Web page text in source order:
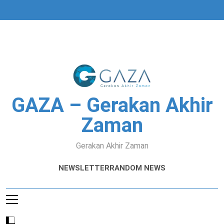
GAZA – Gerakan Akhir
Zaman
Gerakan Akhir Zaman
NEWSLETTERRANDOM NEWS